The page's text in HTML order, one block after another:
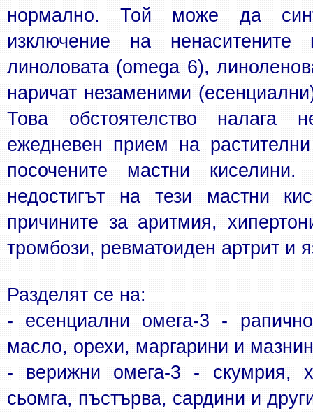
нормално. Той може да
изключение на ненаситените
линоловата (omega 6),
наричат незаменими
Това обстоятелство налага
ежедневен прием на
посочените мастни киселини.
недостигът на тези мастни
причините за аритмия,
тромбози, ревматоиден артрит и
Разделят се на:
- есенциални омега-3 -
масло, орехи, маргарини и
- верижни омега-3 - скумрия,
сьомга, пъстърва, сардини и